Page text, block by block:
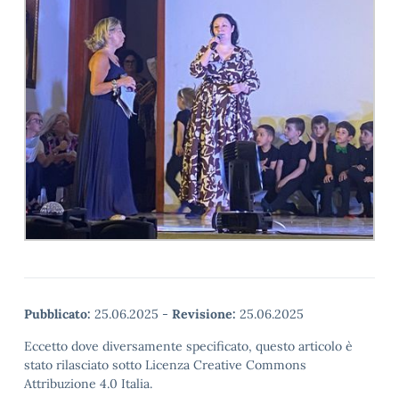
Pubblicato: 25.06.2025 - Revisione: 25.06.2025
Eccetto dove diversamente specificato, questo articolo è
stato rilasciato sotto Licenza Creative Commons
Attribuzione 4.0 Italia.